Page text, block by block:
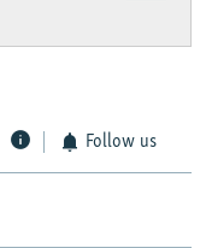
Follow us